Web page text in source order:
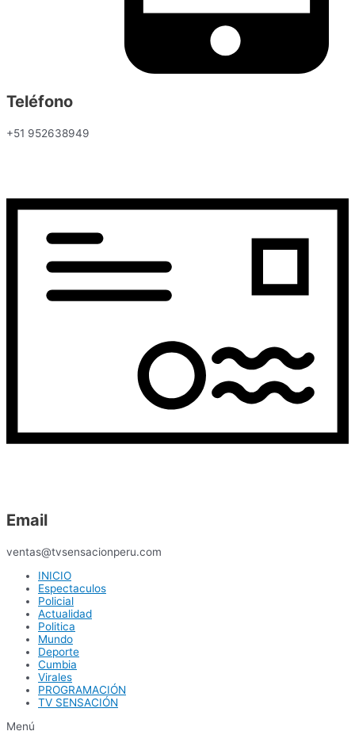
Teléfono
+51 952638949
Email
ventas@tvsensacionperu.com
INICIO
Espectaculos
Policial
Actualidad
Politica
Mundo
Deporte
Cumbia
Virales
PROGRAMACIÓN
TV SENSACIÓN
Menú